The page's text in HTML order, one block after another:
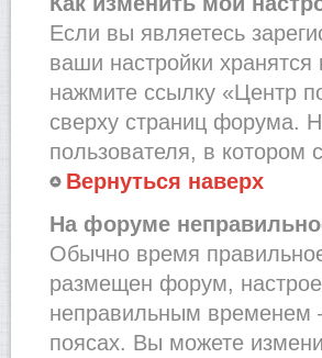
Если вы являетесь
ваши настройки
нажмите ссылку «Центр
сверху страниц форума.
пользователя, в котором
Вернуться наверх
На форуме
Обычно время
размещен форум,
неправильным временем
поясах. Вы можете